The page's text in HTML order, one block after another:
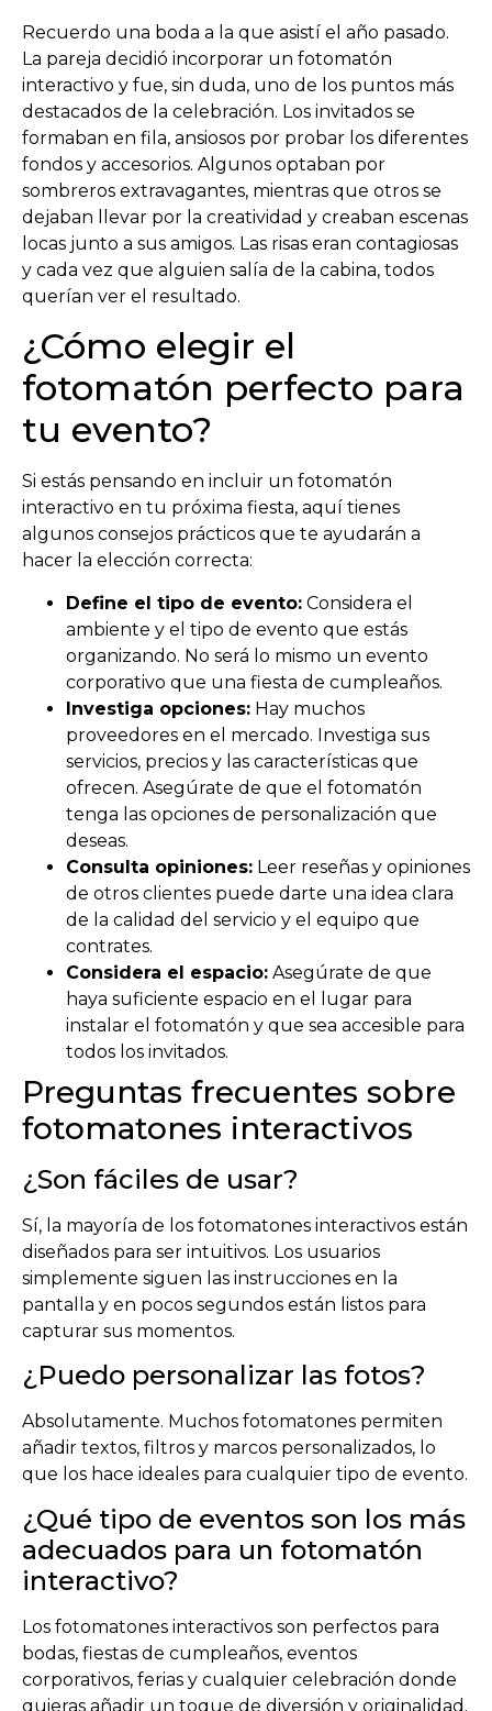
Recuerdo una boda a la que asistí el año pasado.
La pareja decidió incorporar un fotomatón
interactivo y fue, sin duda, uno de los puntos más
destacados de la celebración. Los invitados se
formaban en fila, ansiosos por probar los diferentes
fondos y accesorios. Algunos optaban por
sombreros extravagantes, mientras que otros se
dejaban llevar por la creatividad y creaban escenas
locas junto a sus amigos. Las risas eran contagiosas
y cada vez que alguien salía de la cabina, todos
querían ver el resultado.
¿Cómo elegir el
fotomatón perfecto para
tu evento?
Si estás pensando en incluir un fotomatón
interactivo en tu próxima fiesta, aquí tienes
algunos consejos prácticos que te ayudarán a
hacer la elección correcta:
Define el tipo de evento: Considera el
ambiente y el tipo de evento que estás
organizando. No será lo mismo un evento
corporativo que una fiesta de cumpleaños.
Investiga opciones: Hay muchos
proveedores en el mercado. Investiga sus
servicios, precios y las características que
ofrecen. Asegúrate de que el fotomatón
tenga las opciones de personalización que
deseas.
Consulta opiniones: Leer reseñas y opiniones
de otros clientes puede darte una idea clara
de la calidad del servicio y el equipo que
contrates.
Considera el espacio: Asegúrate de que
haya suficiente espacio en el lugar para
instalar el fotomatón y que sea accesible para
todos los invitados.
Preguntas frecuentes sobre
fotomatones interactivos
¿Son fáciles de usar?
Sí, la mayoría de los fotomatones interactivos están
diseñados para ser intuitivos. Los usuarios
simplemente siguen las instrucciones en la
pantalla y en pocos segundos están listos para
capturar sus momentos.
¿Puedo personalizar las fotos?
Absolutamente. Muchos fotomatones permiten
añadir textos, filtros y marcos personalizados, lo
que los hace ideales para cualquier tipo de evento.
¿Qué tipo de eventos son los más
adecuados para un fotomatón
interactivo?
Los fotomatones interactivos son perfectos para
bodas, fiestas de cumpleaños, eventos
corporativos, ferias y cualquier celebración donde
quieras añadir un toque de diversión y originalidad.